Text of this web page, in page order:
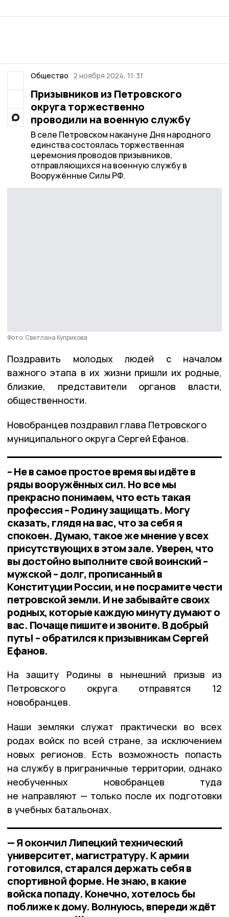
Общество 2 ноября 2024, 11:31
Призывников из Петровского
округа торжественно
проводили на военную службу
В селе Петровском накануне Дня народного
единства состоялась торжественная
церемония проводов призывников,
отправляющихся на военную службу в
Вооружённые Силы РФ.
Фото: Светлана Куприкова
Поздравить молодых людей с началом
важного этапа в их жизни пришли их родные,
близкие, представители органов власти,
общественности.
Новобранцев поздравил глава Петровского
муниципального округа Сергей Ефанов.
– Не в самое простое время вы идёте в
ряды вооружённых сил. Но все мы
прекрасно понимаем, что есть такая
профессия – Родину защищать. Могу
сказать, глядя на вас, что за себя я
спокоен. Думаю, такое же мнение у всех
присутствующих в этом зале. Уверен, что
вы достойно выполните свой воинский –
мужской – долг, прописанный в
Конституции России, и не посрамите чести
петровской земли. И не забывайте своих
родных, которые каждую минуту думают о
вас. Почаще пишите и звоните. В добрый
путь! – обратился к призывникам Сергей
Ефанов.
На защиту Родины в нынешний призыв из
Петровского округа отправятся 12
новобранцев.
Наши земляки служат практически во всех
родах войск по всей стране, за исключением
новых регионов. Есть возможность попасть
на службу в приграничные территории, однако
необученных новобранцев туда
не направляют — только после их подготовки
в учебных батальонах.
— Я окончил Липецкий технический
университет, магистратуру. К армии
готовился, старался держать себя в
спортивной форме. Не знаю, в какие
войска попаду. Конечно, хотелось бы
поближе к дому. Волнуюсь, впереди ждёт